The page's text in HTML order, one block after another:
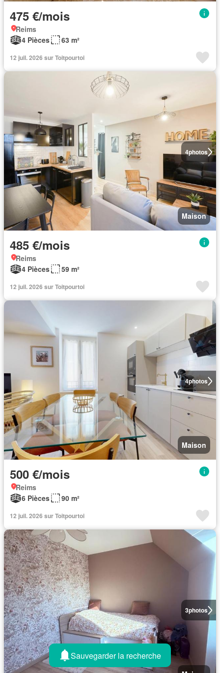
475 €/mois
Reims
4 Pièces
63 m²
12 juil. 2026 sur Toitpourtoi
4photos
Maison
485 €/mois
Reims
4 Pièces
59 m²
12 juil. 2026 sur Toitpourtoi
4photos
Maison
500 €/mois
Reims
6 Pièces
90 m²
12 juil. 2026 sur Toitpourtoi
3photos
Sauvegarder la recherche